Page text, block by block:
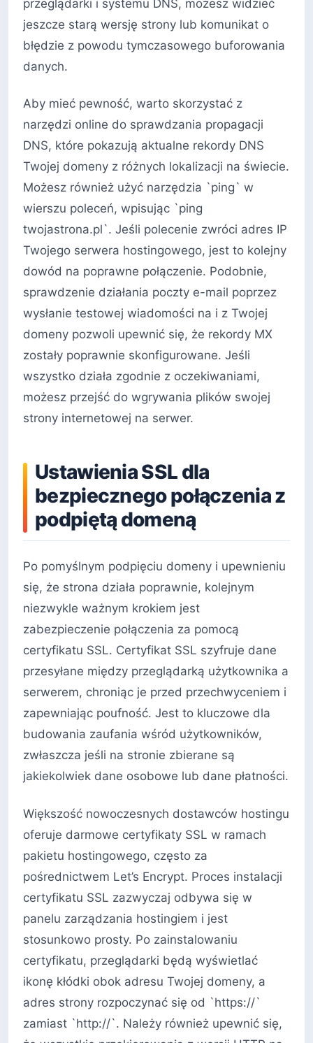
przeglądarki i systemu DNS, możesz widzieć
jeszcze starą wersję strony lub komunikat o
błędzie z powodu tymczasowego buforowania
danych.
Aby mieć pewność, warto skorzystać z
narzędzi online do sprawdzania propagacji
DNS, które pokazują aktualne rekordy DNS
Twojej domeny z różnych lokalizacji na świecie.
Możesz również użyć narzędzia `ping` w
wierszu poleceń, wpisując `ping
twojastrona.pl`. Jeśli polecenie zwróci adres IP
Twojego serwera hostingowego, jest to kolejny
dowód na poprawne połączenie. Podobnie,
sprawdzenie działania poczty e-mail poprzez
wysłanie testowej wiadomości na i z Twojej
domeny pozwoli upewnić się, że rekordy MX
zostały poprawnie skonfigurowane. Jeśli
wszystko działa zgodnie z oczekiwaniami,
możesz przejść do wgrywania plików swojej
strony internetowej na serwer.
Ustawienia SSL dla
bezpiecznego połączenia z
podpiętą domeną
Po pomyślnym podpięciu domeny i upewnieniu
się, że strona działa poprawnie, kolejnym
niezwykle ważnym krokiem jest
zabezpieczenie połączenia za pomocą
certyfikatu SSL. Certyfikat SSL szyfruje dane
przesyłane między przeglądarką użytkownika a
serwerem, chroniąc je przed przechwyceniem i
zapewniając poufność. Jest to kluczowe dla
budowania zaufania wśród użytkowników,
zwłaszcza jeśli na stronie zbierane są
jakiekolwiek dane osobowe lub dane płatności.
Większość nowoczesnych dostawców hostingu
oferuje darmowe certyfikaty SSL w ramach
pakietu hostingowego, często za
pośrednictwem Let’s Encrypt. Proces instalacji
certyfikatu SSL zazwyczaj odbywa się w
panelu zarządzania hostingiem i jest
stosunkowo prosty. Po zainstalowaniu
certyfikatu, przeglądarki będą wyświetlać
ikonę kłódki obok adresu Twojej domeny, a
adres strony rozpoczynać się od `https://`
zamiast `http://`. Należy również upewnić się,